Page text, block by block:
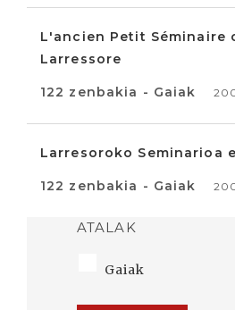
L'ancien Petit Séminaire
Larressore
122 zenbakia - Gaiak
Larresoroko Seminarioa
122 zenbakia - Gaiak
ATALAK
Gaiak